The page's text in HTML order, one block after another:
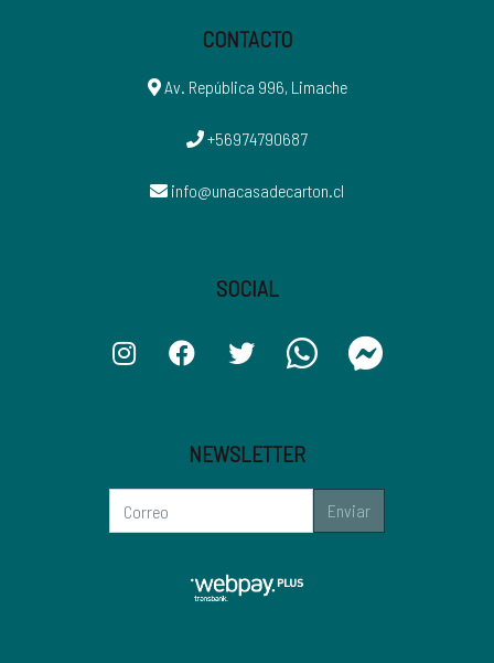
CONTACTO
Av. República 996, Limache
+56974790687
info@unacasadecarton.cl
SOCIAL
NEWSLETTER
Enviar